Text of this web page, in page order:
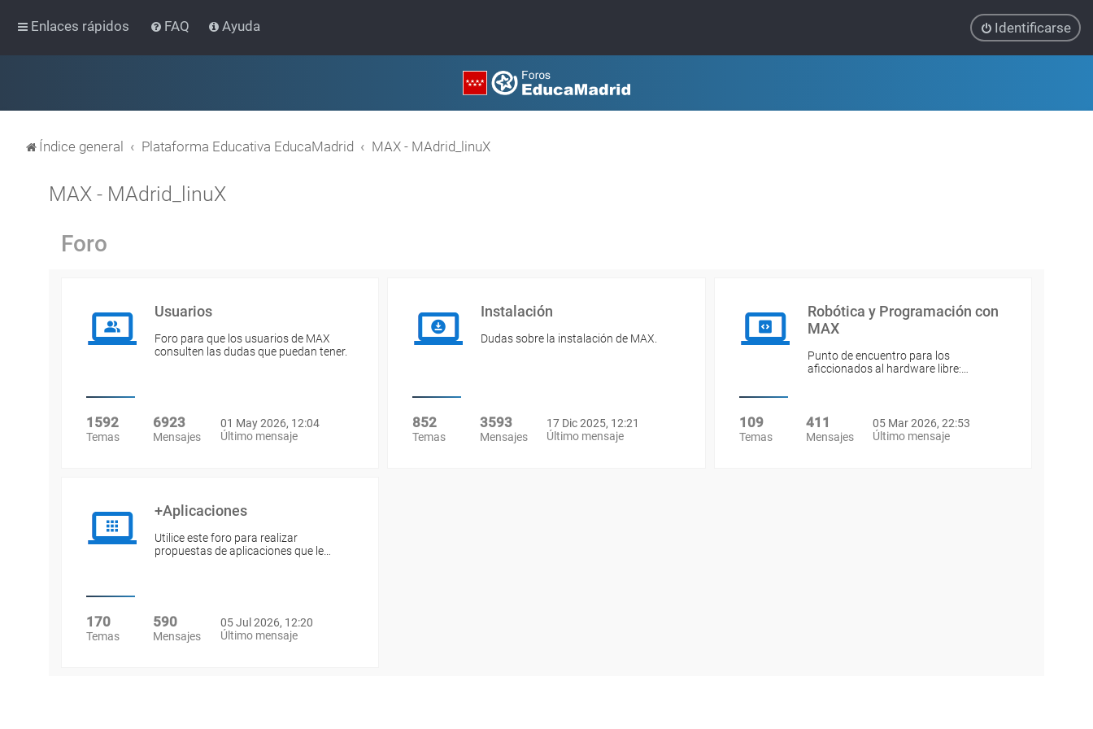
Enlaces rápidos FAQ Ayuda Identificarse
Índice general Plataforma Educativa EducaMadrid MAX - MAdrid_linuX
MAX - MAdrid_linuX
Foro
Usuarios
Foro para que los usuarios de MAX
consulten las dudas que puedan tener.
1592
Temas
6923
Mensajes
01 May 2026, 12:04
Último mensaje
Instalación
Dudas sobre la instalación de MAX.
852
Temas
3593
Mensajes
17 Dic 2025, 12:21
Último mensaje
Robótica y Programación con
MAX
Punto de encuentro para los
aficcionados al hardware libre:…
109
Temas
411
Mensajes
05 Mar 2026, 22:53
Último mensaje
+Aplicaciones
Utilice este foro para realizar
propuestas de aplicaciones que le…
170
Temas
590
Mensajes
05 Jul 2026, 12:20
Último mensaje